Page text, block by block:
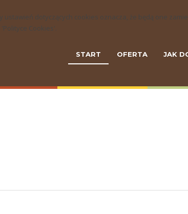
dotyczących cookies oznacza, że będą one
Cookies'.
START OFERTA JAK